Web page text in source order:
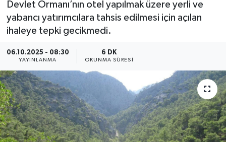
Devlet Ormanı’nın otel yapılmak üzere yerli ve
yabancı yatırımcılara tahsis edilmesi için açılan
ihaleye tepki gecikmedi.
06.10.2025 - 08:30
YAYINLANMA
6 DK
OKUNMA SÜRESI
Genel
Güncel
Kültür & Sanat
Magazin
Son Dakika Haberleri